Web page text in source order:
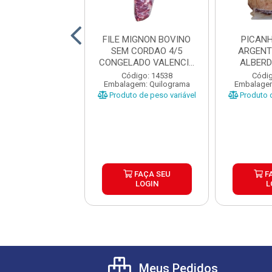
FILE MIGNON BOVINO
SEM CORDAO 4/5
CONGELADO VALENCIO
CAIXA ±...
Código: 14538
Embalagem: Quilograma
Produto de peso variável
FAÇA SEU
LOGIN
Produto
Meus Pedidos